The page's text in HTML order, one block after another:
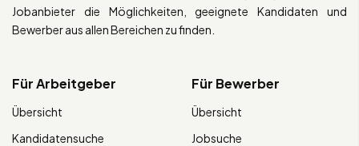
Jobanbieter die Möglichkeiten, geeignete Kandidaten und
Bewerber aus allen Bereichen zu finden.
Für Arbeitgeber
Übersicht
Kandidatensuche
Für Bewerber
Übersicht
Jobsuche